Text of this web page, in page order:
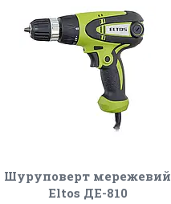
Шуруповерт мережевий
Eltos ДЕ-810